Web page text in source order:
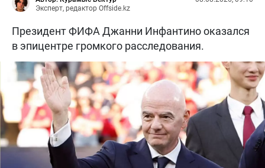
Эксперт, редактор Offside.kz
Президент ФИФА Джанни Инфантино оказался
в эпицентре громкого расследования.